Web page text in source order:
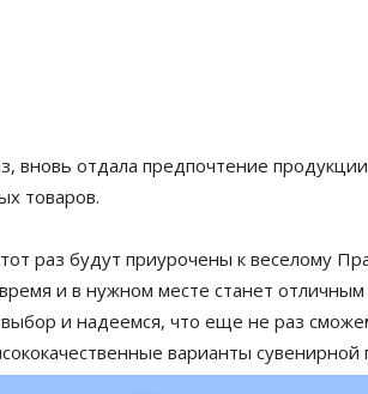
вновь отдала предпочтение
товаров.
раз будут приурочены к веселому
и в нужном месте станет
и надеемся, что еще не раз
варианты сувенирной